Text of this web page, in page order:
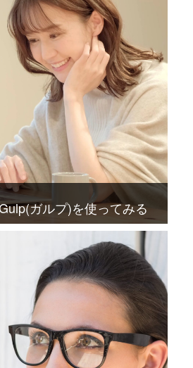
ガルプ)を使ってみる